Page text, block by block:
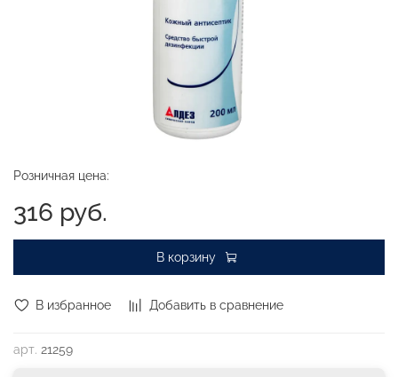
В избранное Добавить в сравнение
арт. 21259
Розничная цена:
316 руб.
В корзину